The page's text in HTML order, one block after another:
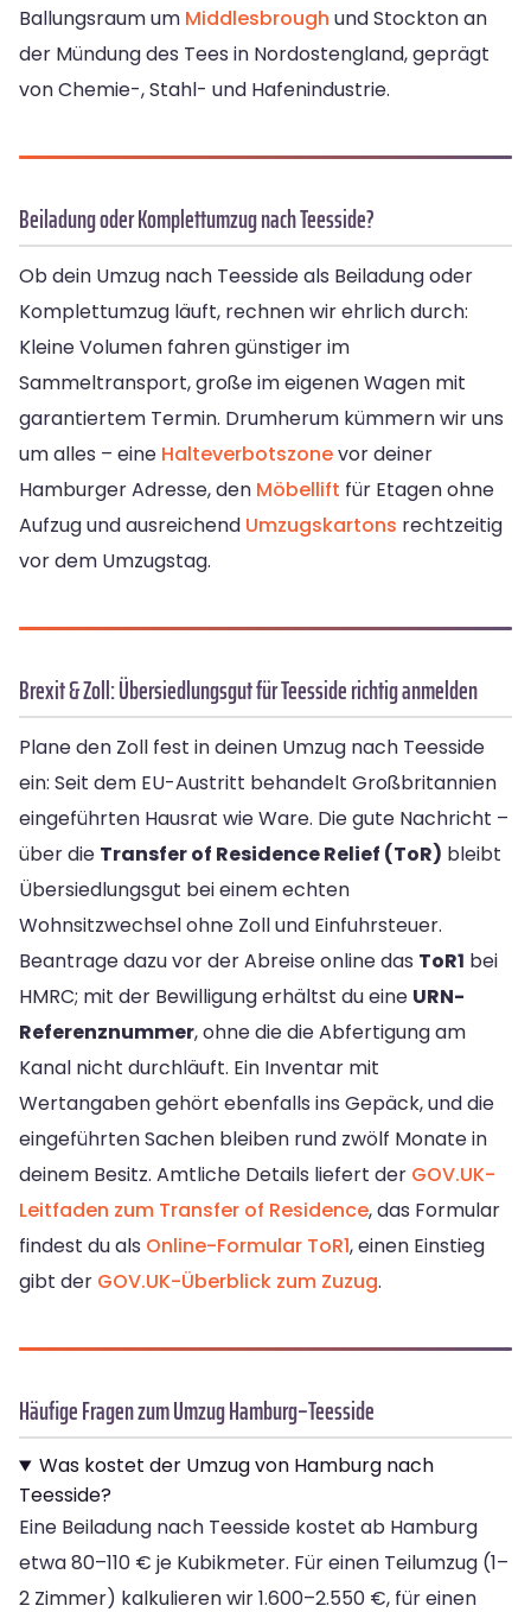
Ballungsraum um Middlesbrough und Stockton an
der Mündung des Tees in Nordostengland, geprägt
von Chemie-, Stahl- und Hafenindustrie.
Beiladung oder Komplettumzug nach Teesside?
Ob dein Umzug nach Teesside als Beiladung oder
Komplettumzug läuft, rechnen wir ehrlich durch:
Kleine Volumen fahren günstiger im
Sammeltransport, große im eigenen Wagen mit
garantiertem Termin. Drumherum kümmern wir uns
um alles – eine Halteverbotszonevor deiner
Hamburger Adresse, den Möbellift für Etagen ohne
Aufzug und ausreichend Umzugskartons rechtzeitig
vor dem Umzugstag.
Brexit & Zoll: Übersiedlungsgut für Teesside richtig anmelden
Plane den Zoll fest in deinen Umzug nach Teesside
ein: Seit dem EU-Austritt behandelt Großbritannien
eingeführten Hausrat wie Ware. Die gute Nachricht –
über die Transfer of Residence Relief (ToR) bleibt
Übersiedlungsgut bei einem echten
Wohnsitzwechsel ohne Zoll und Einfuhrsteuer.
Beantrage dazu vor der Abreise online das ToR1 bei
HMRC; mit der Bewilligung erhältst du eine URN-
Referenznummer, ohne die die Abfertigung am
Kanal nicht durchläuft. Ein Inventar mit
Wertangaben gehört ebenfalls ins Gepäck, und die
eingeführten Sachen bleiben rund zwölf Monate in
deinem Besitz. Amtliche Details liefert der GOV.UK-
Leitfaden zum Transfer of Residence, das Formular
findest du als Online-Formular ToR1, einen Einstieg
gibt der GOV.UK-Überblick zum Zuzug.
Häufige Fragen zum Umzug Hamburg–Teesside
Was kostet der Umzug von Hamburg nach
Teesside?
Eine Beiladung nach Teesside kostet ab Hamburg
etwa 80–110 € je Kubikmeter. Für einen Teilumzug (1–
2 Zimmer) kalkulieren wir 1.600–2.550 €, für einen